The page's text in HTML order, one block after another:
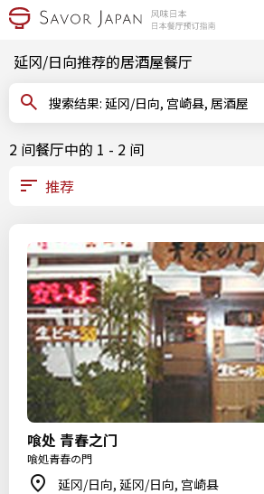
延冈/日向推荐的居酒屋餐厅
搜索结果: 延冈/日向, 宫崎县, 居酒屋
2 间餐厅中的 1 - 2 间
喰处 青春之门
喰処青春の門
延冈/日向, 延冈/日向, 宫崎县